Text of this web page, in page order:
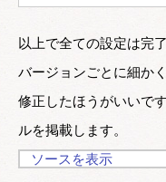
以上で全ての設定は完了
バージョンごとに細か
修正したほうがいいで
ルを掲載します。
ソースを表示